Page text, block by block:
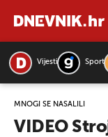
Vijesti Sport
MNOGI SE NAŠALILI
VIDEO
PRETRAŽITE VIJESTI